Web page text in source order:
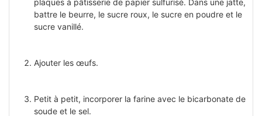
battre le beurre, le sucre roux, le sucre en poudre et le
sucre vanillé.
Ajouter les œufs.
Petit à petit, incorporer la farine avec le bicarbonate de
soude et le sel.